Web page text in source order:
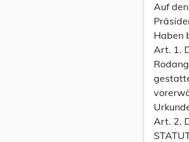
Auf
Haben
Art. 1.
Art. 2.